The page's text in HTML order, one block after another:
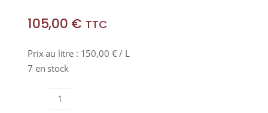
105,00 € TTC
Prix au litre : 150,00 € / L
7 en stock
quantité